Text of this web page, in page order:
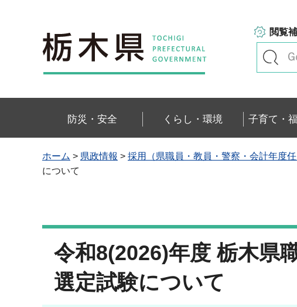
栃木県
閲覧
防災・安全 くらし・環境 子育て・
ホーム > 県政情報 > 採用（県職員・教員・警察・会計年度任
について
令和8(2026)年度 栃木県
選定試験について